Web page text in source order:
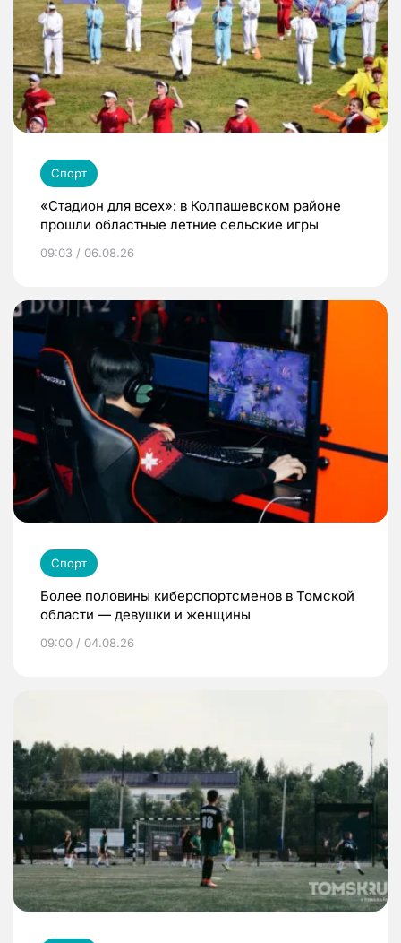
Спорт
«Стадион для всех»: в Колпашевском районе
прошли областные летние сельские игры
09:03 / 06.08.26
Спорт
Более половины киберспортсменов в Томской
области — девушки и женщины
09:00 / 04.08.26